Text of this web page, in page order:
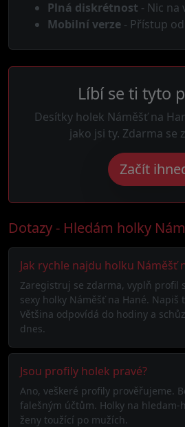
Plná diskrétnost - Nic na
Mobilní verze - Přístup
Líbí se ti tyto
Desítky holek Náměšť na
jako jsi ty. Zdarma se
Začít
Dotazy - Hledám holky
Jak rychle najdu holku Náměšť
Zaregistruj se zdarma, vyplň profil
sexy holky Náměšť na Hané. Napiš
Většina odpovídá do hodiny a
dnes.
Jsou profily holek pravé?
Ano, veškeré profily prověřujeme.
falešným účtům. Holky na hledam-
ženy toužící po mužích.